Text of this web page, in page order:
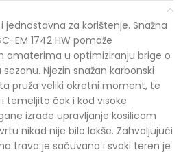
jednostavna za korištenje. Snažna
EM 1742 HW pomaže
amaterima u optimiziranju brige o
Njezin snažan karbonski
pruža veliki okretni moment, te
temeljito čak i kod visoke
izrade upravljanje kosilicom
nikad nije bilo lakše. Zahvaljujući
trava je sačuvana i svaki teren je